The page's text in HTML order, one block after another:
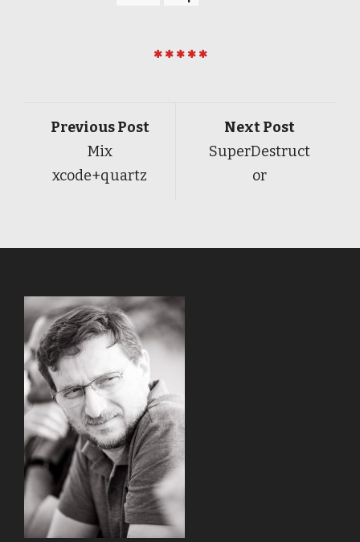
Previous Post
Mix
xcode+quartz
Next Post
SuperDestruct
or